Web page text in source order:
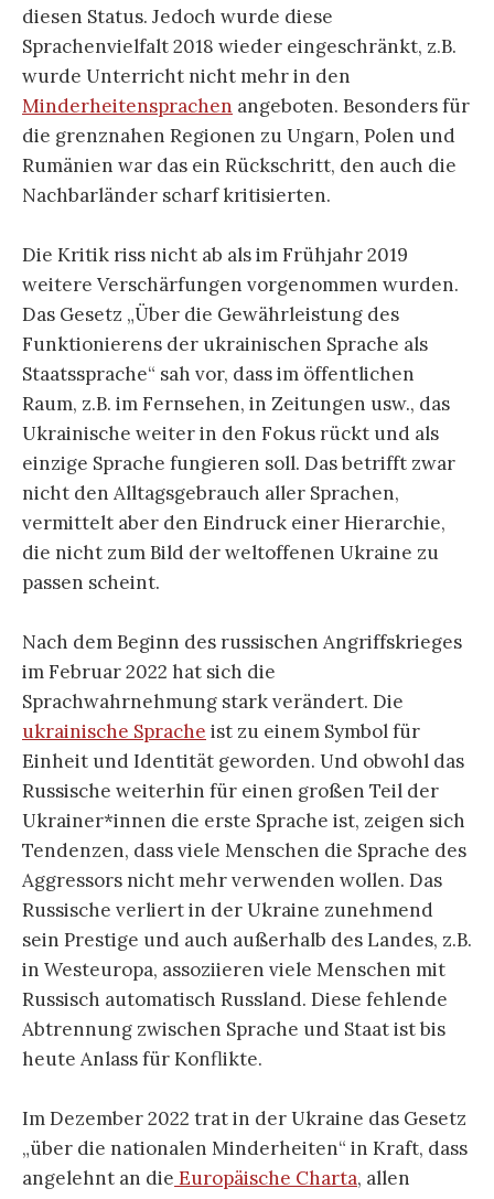
diesen Status. Jedoch wurde diese
Sprachenvielfalt 2018 wieder eingeschränkt, z.B.
wurde Unterricht nicht mehr in den
Minderheitensprachen angeboten. Besonders für
die grenznahen Regionen zu Ungarn, Polen und
Rumänien war das ein Rückschritt, den auch die
Nachbarländer scharf kritisierten.
Die Kritik riss nicht ab als im Frühjahr 2019
weitere Verschärfungen vorgenommen wurden.
Das Gesetz „Über die Gewährleistung des
Funktionierens der ukrainischen Sprache als
Staatssprache“ sah vor, dass im öffentlichen
Raum, z.B. im Fernsehen, in Zeitungen usw., das
Ukrainische weiter in den Fokus rückt und als
einzige Sprache fungieren soll. Das betrifft zwar
nicht den Alltagsgebrauch aller Sprachen,
vermittelt aber den Eindruck einer Hierarchie,
die nicht zum Bild der weltoffenen Ukraine zu
passen scheint.
Nach dem Beginn des russischen Angriffskrieges
im Februar 2022 hat sich die
Sprachwahrnehmung stark verändert. Die
ukrainische Sprache ist zu einem Symbol für
Einheit und Identität geworden. Und obwohl das
Russische weiterhin für einen großen Teil der
Ukrainer*innen die erste Sprache ist, zeigen sich
Tendenzen, dass viele Menschen die Sprache des
Aggressors nicht mehr verwenden wollen. Das
Russische verliert in der Ukraine zunehmend
sein Prestige und auch außerhalb des Landes, z.B.
in Westeuropa, assoziieren viele Menschen mit
Russisch automatisch Russland. Diese fehlende
Abtrennung zwischen Sprache und Staat ist bis
heute Anlass für Konflikte.
Im Dezember 2022 trat in der Ukraine das Gesetz
„über die nationalen Minderheiten“ in Kraft, dass
angelehnt an die Europäische Charta, allen